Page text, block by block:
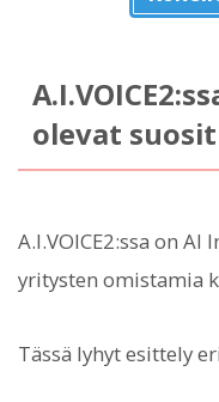
olevat
A.I.VOICE2:ssa on
yritysten omistamia
Tässä lyhyt esittely